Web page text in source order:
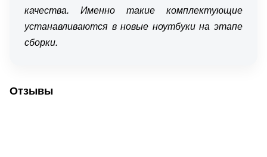
качества. Именно такие комплектующие
устанавливаются в новые ноутбуки на этапе
сборки.
Отзывы